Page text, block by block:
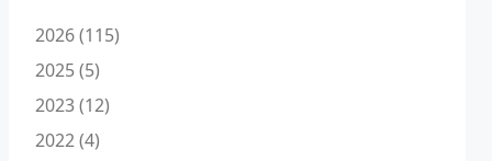
2026 (115)
2025 (5)
2023 (12)
2022 (4)